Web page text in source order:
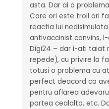
asta. Dar ai o
Care ori este troll ori
reactia lui
antivaccinist convins,
Digi24 – dar i-ati taiat
repede), cu privire la
totusi o problema cu
perfect deacord ca
pentru aflarea
partea cealalta, etc.